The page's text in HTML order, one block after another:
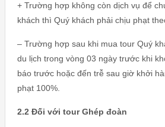
+ Trường hợp không còn dịch vụ để
khách thì Quý khách phải chịu phạt
– Trường hợp sau khi mua tour Quý
du lịch trong vòng 03 ngày trước khi
báo trước hoặc đến trễ sau giờ khởi
phạt 100%.
2.2 Đối với tour Ghép đoàn